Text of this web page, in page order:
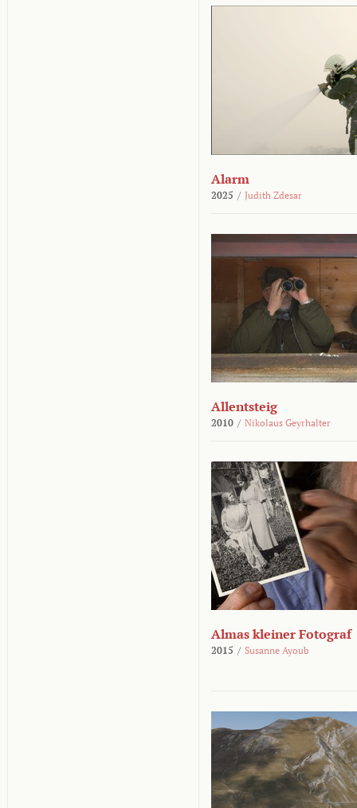
Alarm
2025 / Judith Zdesar
Allentsteig
2010 / Nikolaus Geyrhalter
Almas kleiner Fotograf
2015 / Susanne Ayoub